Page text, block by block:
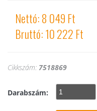
Nettó: 8 049 Ft
Bruttó: 10 222 Ft
Cikkszám: 7518869
Darabszám: